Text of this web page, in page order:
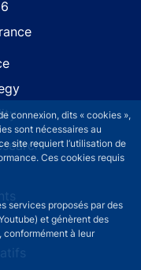
connexion, dits « cookies »,
sont nécessaires au
site requiert l’utilisation de
Ces cookies requis
services proposés par des
et génèrent des
conformément à leur